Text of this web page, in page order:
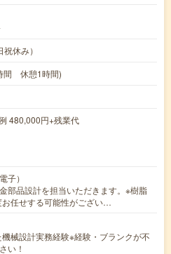
休み）
間 休憩1時間)
480,000円+残業代
子）
部品設計を担当いただきます。※樹脂
任せする可能性がござい…
機械設計実務経験※経験・ブランクが不
い！